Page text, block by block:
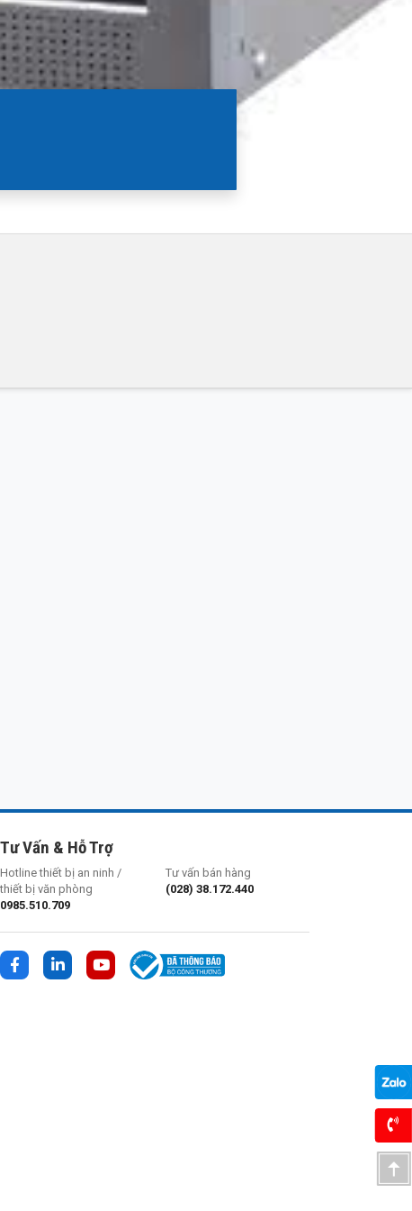
Tư Vấn & Hỗ Trợ
Hotline thiết bị an ninh /
thiết bị văn phòng
0985.510.709
Tư vấn bán hàng
(028) 38.172.440